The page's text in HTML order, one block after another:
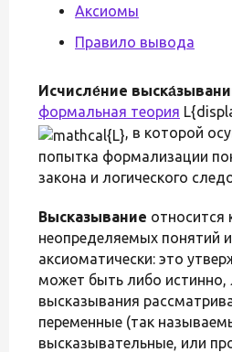
Аксиомы
Правило вывода
Исчисле́ние
формальная теория
, в которой
попытка формализации
закона и логического
Высказывание относится
неопределяемых понятий
аксиоматически: это
может быть либо
высказывания
переменные (так
высказывательные, или